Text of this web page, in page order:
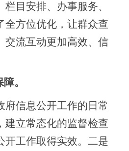
目安排、办事服务、
全方位优化，让群众查
交流互动更加高效、信
。
信息公开工作的日常
建立常态化的监督检查
开工作取得实效。二是